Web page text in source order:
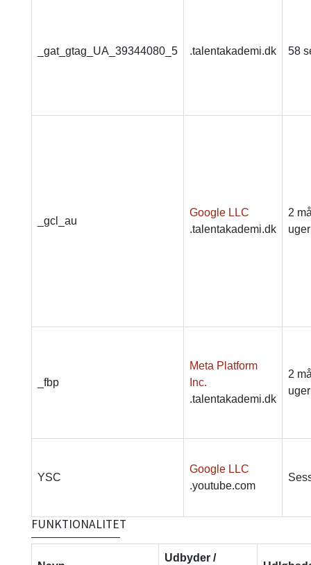
_gat_gtag_UA_39344080_5 .talentakademi.dk 58
_gcl_au
Google LLC
.talentakademi.dk
2
uger
_fbp
Meta Platform
Inc.
.talentakademi.dk
2
uger
YSC
Google LLC
.youtube.com
FUNKTIONALITET
Udbyder /